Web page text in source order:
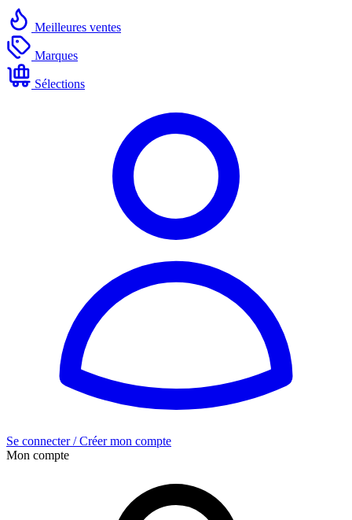
Meilleures ventes
Marques
Sélections
Se connecter / Créer mon compte
Mon compte